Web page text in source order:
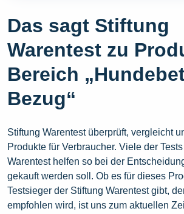
Das sagt Stiftung
Warentest zu
Bereich
Bezug“
Stiftung Warentest überprüft, vergleicht
Produkte für Verbraucher. Viele der
Warentest helfen so bei der
gekauft werden soll. Ob es für dieses
Testsieger der Stiftung Warentest gibt,
empfohlen wird, ist uns zum aktuellen